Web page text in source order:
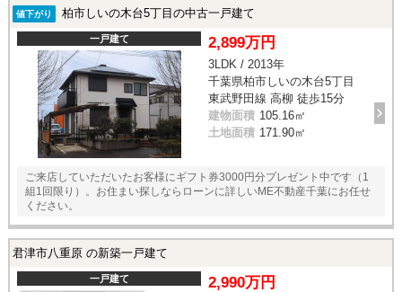
値下がり 柏市しいの木台5丁目の中古一戸建て
一戸建て 2,899万円
3LDK / 2013年
千葉県柏市しいの木台5丁目
東武野田線 高柳 徒歩15分
建物面積 105.16㎡
土地面積 171.90㎡
ご来店していただいたお客様にギフト券3000円分プレゼント中です（1
組1回限り）。お住まい探しならローンに詳しいME不動産千葉にお任せ
ください。
君津市八重原 の新築一戸建て
一戸建て 2,990万円